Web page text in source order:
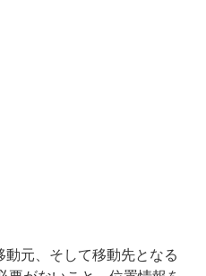
動元、そして移動先となる